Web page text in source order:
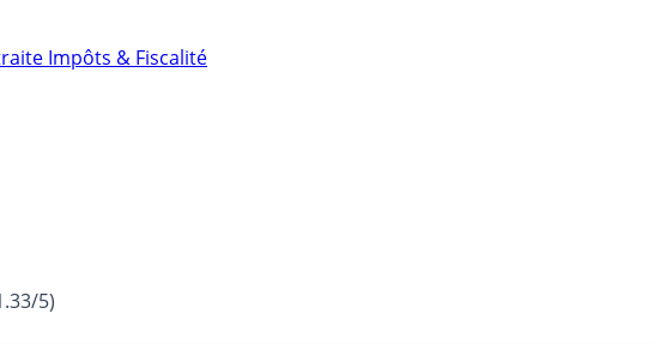
Impôts & Fiscalité
/5)